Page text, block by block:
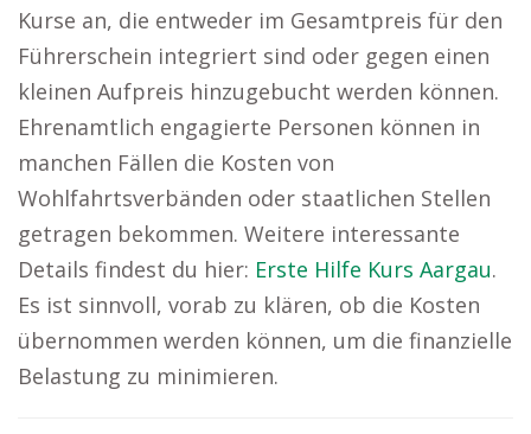
Kurse an, die entweder im Gesamtpreis für den
Führerschein integriert sind oder gegen einen
kleinen Aufpreis hinzugebucht werden können.
Ehrenamtlich engagierte Personen können in
manchen Fällen die Kosten von
Wohlfahrtsverbänden oder staatlichen Stellen
getragen bekommen. Weitere interessante
Details findest du hier: Erste Hilfe Kurs Aargau.
Es ist sinnvoll, vorab zu klären, ob die Kosten
übernommen werden können, um die finanzielle
Belastung zu minimieren.